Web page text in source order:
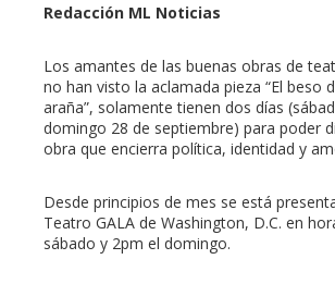
Redacción ML Noticias
Los amantes de las buenas obras de
no han visto la aclamada pieza “El beso
araña”, solamente tienen dos días
domingo 28 de septiembre) para poder
obra que encierra política, identidad y
Desde principios de mes se está
Teatro GALA de Washington, D.C. en
sábado y 2pm el domingo.